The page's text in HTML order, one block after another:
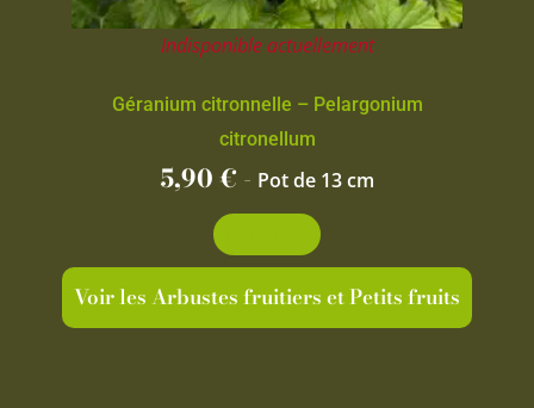
Indisponible actuellement
Géranium citronnelle – Pelargonium
citronellum
5,90€ - Pot de 13 cm
Voir les Arbustes fruitiers et Petits fruits